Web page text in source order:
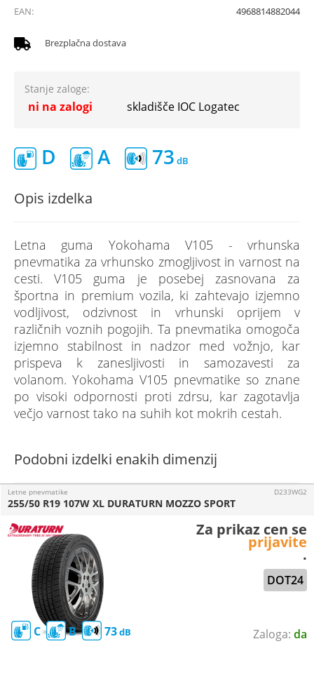
EAN:
4968814882044
Brezplačna dostava
Stanje zaloge:
ni na zalogi skladišče IOC Logatec
D A 73
Opis izdelka
Letna guma Yokohama V105 - vrhunska
pnevmatika za vrhunsko zmogljivost in varnost na
cesti. V105 guma je posebej zasnovana za
športna in premium vozila, ki zahtevajo izjemno
vodljivost, odzivnost in vrhunski oprijem v
različnih voznih pogojih. Ta pnevmatika omogoča
izjemno stabilnost in nadzor med vožnjo, kar
prispeva k zanesljivosti in samozavesti za
volanom. Yokohama V105 pnevmatike so znane
po visoki odpornosti proti zdrsu, kar zagotavlja
večjo varnost tako na suhih kot mokrih cestah.
Podobni izdelki enakih dimenzij
da
Letne pnevmatike
C B 73
DOT24
255/50 R19 107W XL DURATURN MOZZO SPORT
D233WG2
Za prikaz cen se
prijavite
.